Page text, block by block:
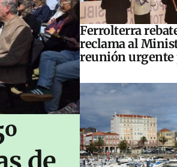
Ferrolterra
reclama al
reunión urgente